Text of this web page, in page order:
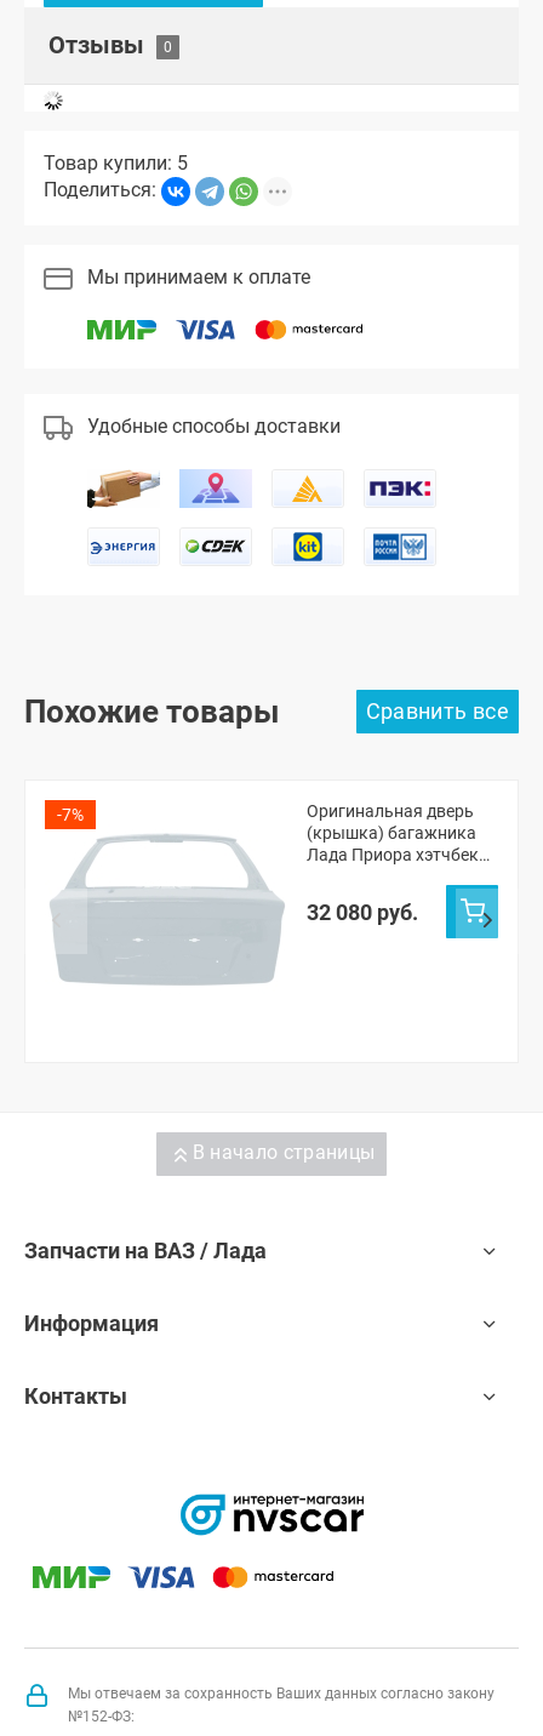
Отзывы
Товар купили: 5
Поделиться:
Мы принимаем к оплате
Удобные способы доставки
Похожие товары
-7%
Оригинальная дверь
(крышка) багажника
Лада Приора хэтчбек
32 080 руб.
В начало страницы
Запчасти на ВАЗ / Лада
Информация
Контакты
Мы отвечаем за сохранность Ваших данных согласно закону
№152-ФЗ: